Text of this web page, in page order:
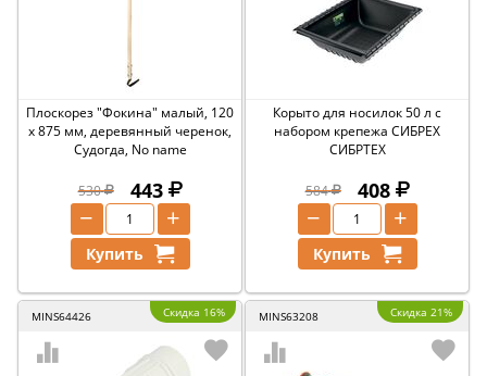
Плоскорез "Фокина" малый, 120
х 875 мм, деревянный черенок,
Судогда, No name
530 443
+
−
Купить
Корыто для носилок 50 л с
набором крепежа СИБРЕХ
СИБРТЕХ
584 408
+
−
Купить
MINS64426 Скидка 16% MINS63208 Скидка 21%